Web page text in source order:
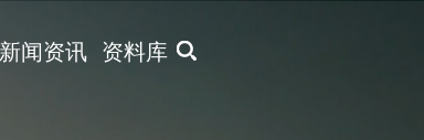
X
新闻资讯 资料库